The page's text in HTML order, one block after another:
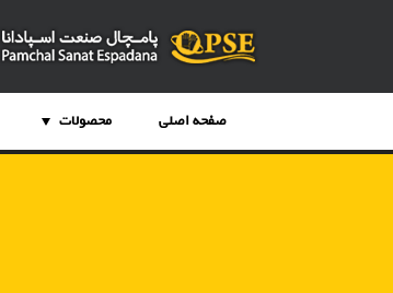
صفحه اصلی محصولات